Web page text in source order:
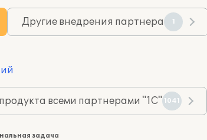
Другие внедрения партнера 1
всеми партнерами "1С" 1041
задача